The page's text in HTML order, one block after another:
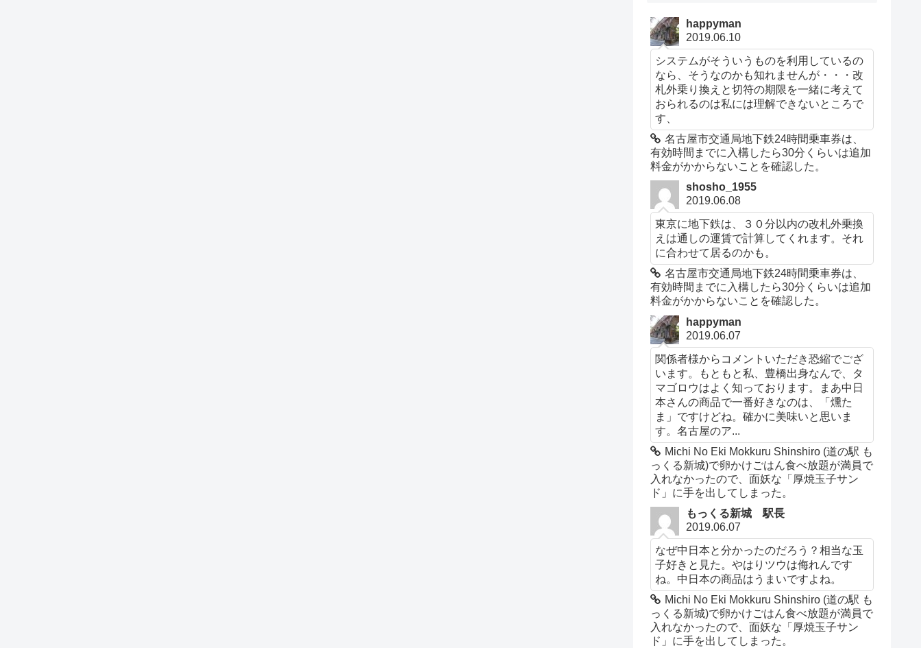
happyman
2019.06.10
システムがそういうものを利用しているの
なら、そうなのかも知れませんが・・・改
札外乗り換えと切符の期限を一緒に考えて
おられるのは私には理解できないところで
す、
名古屋市交通局地下鉄24時間乗車券は、
有効時間までに入構したら30分くらいは追加
料金がかからないことを確認した。
shosho_1955
2019.06.08
東京に地下鉄は、３０分以内の改札外乗換
えは通しの運賃で計算してくれます。それ
に合わせて居るのかも。
名古屋市交通局地下鉄24時間乗車券は、
有効時間までに入構したら30分くらいは追加
料金がかからないことを確認した。
happyman
2019.06.07
関係者様からコメントいただき恐縮でござ
います。もともと私、豊橋出身なんで、タ
マゴロウはよく知っております。まあ中日
本さんの商品で一番好きなのは、「燻た
ま」ですけどね。確かに美味いと思いま
す。名古屋のア...
Michi No Eki Mokkuru Shinshiro (道の駅 も
っくる新城)で卵かけごはん食べ放題が満員で
入れなかったので、面妖な「厚焼玉子サン
ド」に手を出してしまった。
もっくる新城 駅長
2019.06.07
なぜ中日本と分かったのだろう？相当な玉
子好きと見た。やはりツウは侮れんです
ね。中日本の商品はうまいですよね。
Michi No Eki Mokkuru Shinshiro (道の駅 も
っくる新城)で卵かけごはん食べ放題が満員で
入れなかったので、面妖な「厚焼玉子サン
ド」に手を出してしまった。